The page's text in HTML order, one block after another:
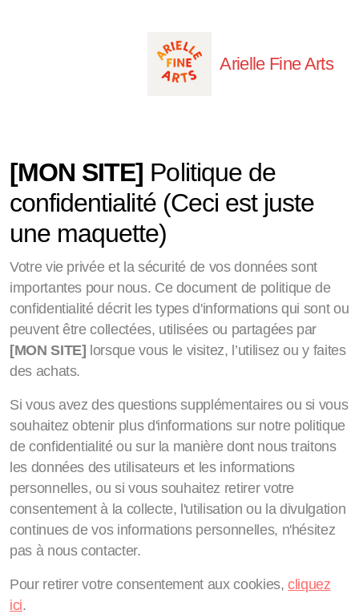
Arielle Fine Arts
[MON SITE] Politique de
confidentialité (Ceci est juste
une maquette)
Votre vie privée et la sécurité de vos données sont
importantes pour nous. Ce document de politique de
confidentialité décrit les types d'informations qui sont ou
peuvent être collectées, utilisées ou partagées par
[MON SITE] lorsque vous le visitez, l’utilisez ou y faites
des achats.
Si vous avez des questions supplémentaires ou si vous
souhaitez obtenir plus d'informations sur notre politique
de confidentialité ou sur la manière dont nous traitons
les données des utilisateurs et les informations
personnelles, ou si vous souhaitez retirer votre
consentement à la collecte, l'utilisation ou la divulgation
continues de vos informations personnelles, n'hésitez
pas à nous contacter.
Pour retirer votre consentement aux cookies,cliquez
ici.